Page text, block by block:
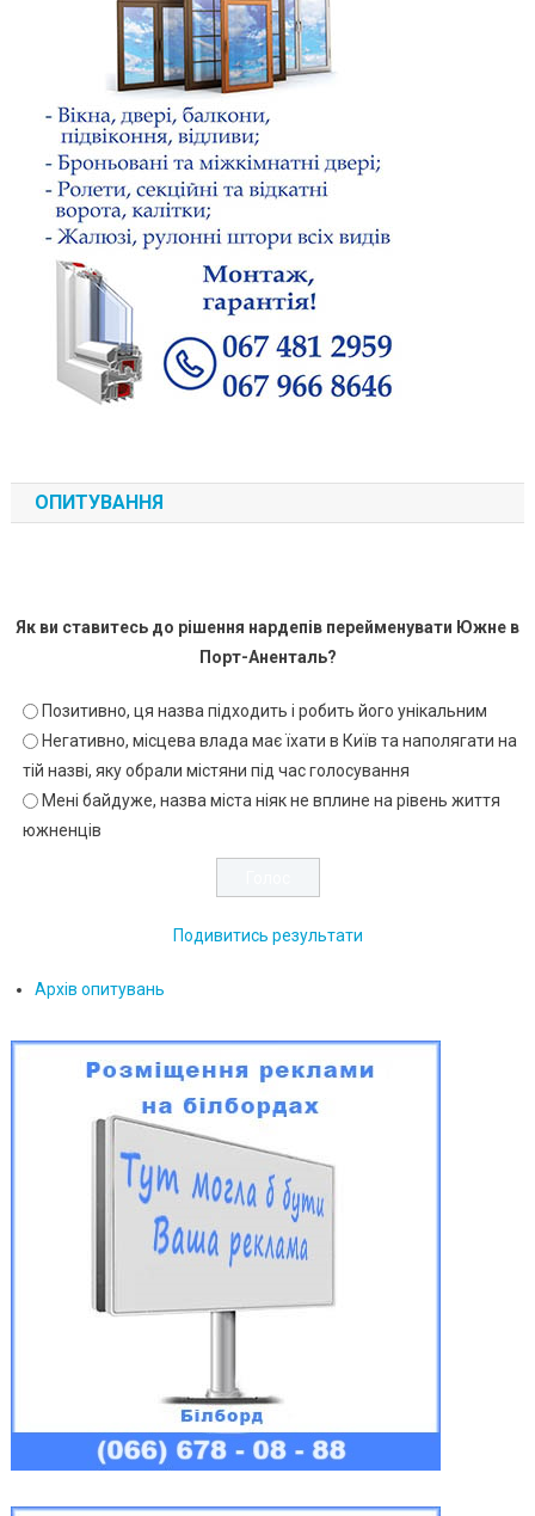
ОПИТУВАННЯ
Як ви ставитесь до рішення нардепів перейменувати Южне в
Порт-Аненталь?
Позитивно, ця назва підходить і робить його унікальним
Негативно, місцева влада має їхати в Київ та наполягати на
тій назві, яку обрали містяни під час голосування
Мені байдуже, назва міста ніяк не вплине на рівень життя
южненців
Подивитись результати
Архів опитувань